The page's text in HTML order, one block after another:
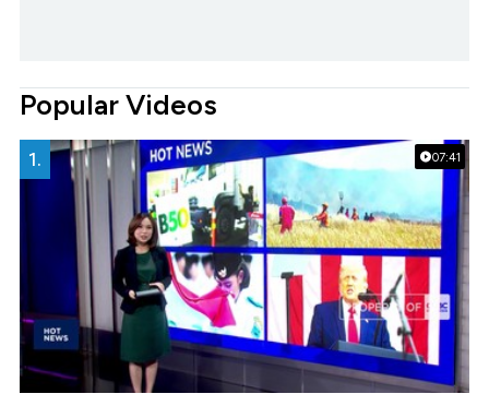
Popular Videos
07:41
1.